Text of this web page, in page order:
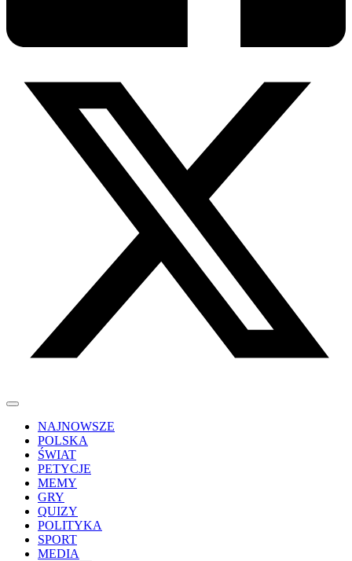
NAJNOWSZE
POLSKA
ŚWIAT
PETYCJE
MEMY
GRY
QUIZY
POLITYKA
SPORT
MEDIA